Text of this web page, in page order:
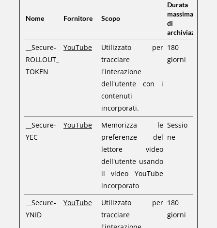
Nome Fornitore Scopo
Durata
massima
di
archiviazione
__Secure-
ROLLOUT_
TOKEN
YouTube
Utilizzato per
tracciare
l'interazione
dell'utente con i
contenuti
incorporati.
180
giorni
__Secure-
YEC
YouTube
Memorizza le
preferenze del
lettore video
dell'utente usando
il video YouTube
incorporato
Sessio
ne
__Secure-
YNID
YouTube
Utilizzato per
tracciare
180
giorni